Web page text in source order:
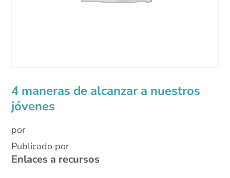
4 maneras de alcanzar a nuestros
jóvenes
por
Publicado por
Enlaces a recursos